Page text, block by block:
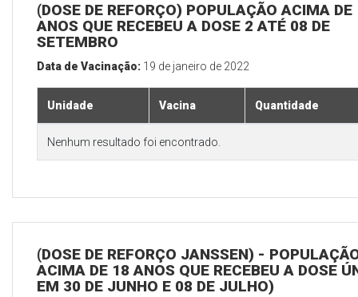
(DOSE DE REFORÇO) POPULAÇÃO ACIMA DE
ANOS QUE RECEBEU A DOSE 2 ATÉ 08 DE
SETEMBRO
Data de Vacinação: 19 de janeiro de 2022
Unidade Vacina Quantidade
Nenhum resultado foi encontrado.
(DOSE DE REFORÇO JANSSEN) -
ACIMA DE 18 ANOS QUE RECEBEU A DOSE
EM 30 DE JUNHO E 08 DE JULHO)